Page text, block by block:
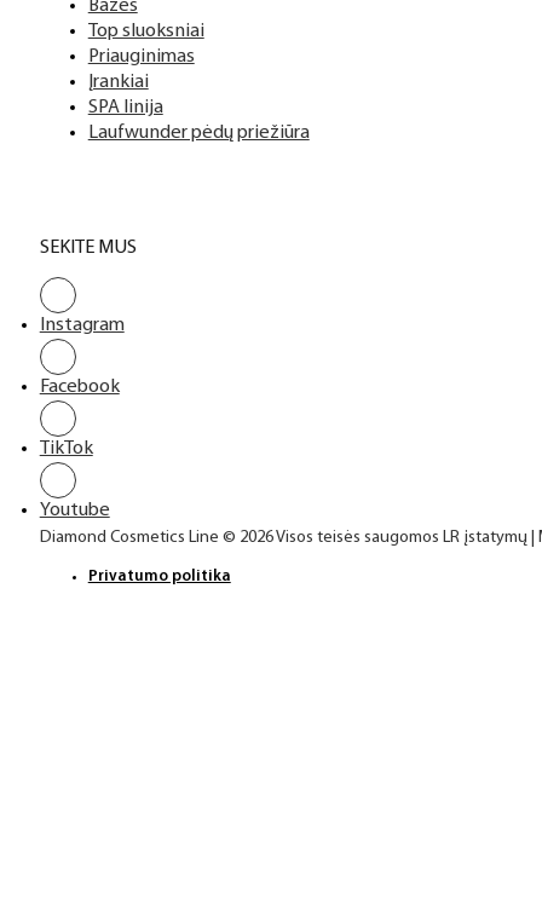
Bazės
Top sluoksniai
Priauginimas
Įrankiai
SPA linija
Laufwunder pėdų priežiūra
SEKITE MUS
Instagram
Facebook
TikTok
Youtube
Diamond Cosmetics Line © 2026 Visos teisės saugomos LR įstatymų
Privatumo politika